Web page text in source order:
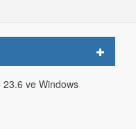
Toggle
ve Windows